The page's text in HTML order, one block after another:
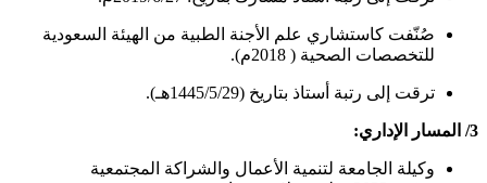
صُنّفت كاستشاري علم الأجنة الطبية من الهيئة السعودية
للتخصصات الصحية ( 2018م).
ترقت إلى رتبة أستاذ بتاريخ (1445/5/29هـ).
3/ المسار الإداري:
وكيلة الجامعة لتنمية الأعمال والشراكة المجتمعية